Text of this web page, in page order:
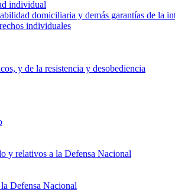
individual
domiciliaria y demás garantías de la
individuales
y de la resistencia y desobediencia
y relativos a la Defensa Nacional
Defensa Nacional